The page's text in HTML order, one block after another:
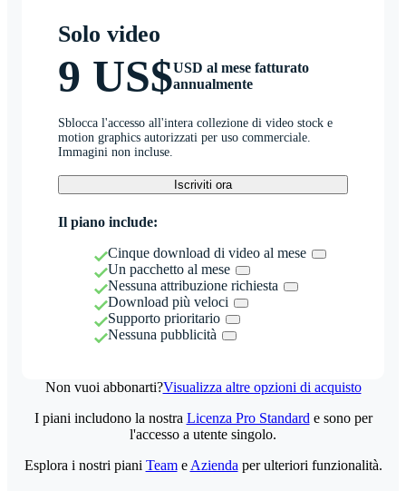
Solo video
9 US$USD al mese fatturato
annualmente
Sblocca l'accesso all'intera collezione di video stock e
motion graphics autorizzati per uso commerciale.
Immagini non incluse.
Iscriviti ora
Il piano include:
Cinque download di video al mese
Un pacchetto al mese
Nessuna attribuzione richiesta
Download più veloci
Supporto prioritario
Nessuna pubblicità
Non vuoi abbonarti?Visualizza altre opzioni di acquisto
I piani includono la nostra Licenza Pro Standard e sono per
l'accesso a utente singolo.
Esplora i nostri piani Teame Azienda per ulteriori funzionalità.